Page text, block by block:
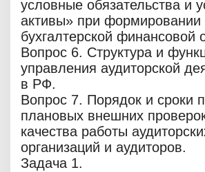
условные обязательства и
активы» при формировании
бухгалтерской финансовой
Вопрос 6. Структура и
управления аудиторской
в РФ.
Вопрос 7. Порядок и сроки
плановых внешних
качества работы
организаций и аудиторов.
Задача 1.